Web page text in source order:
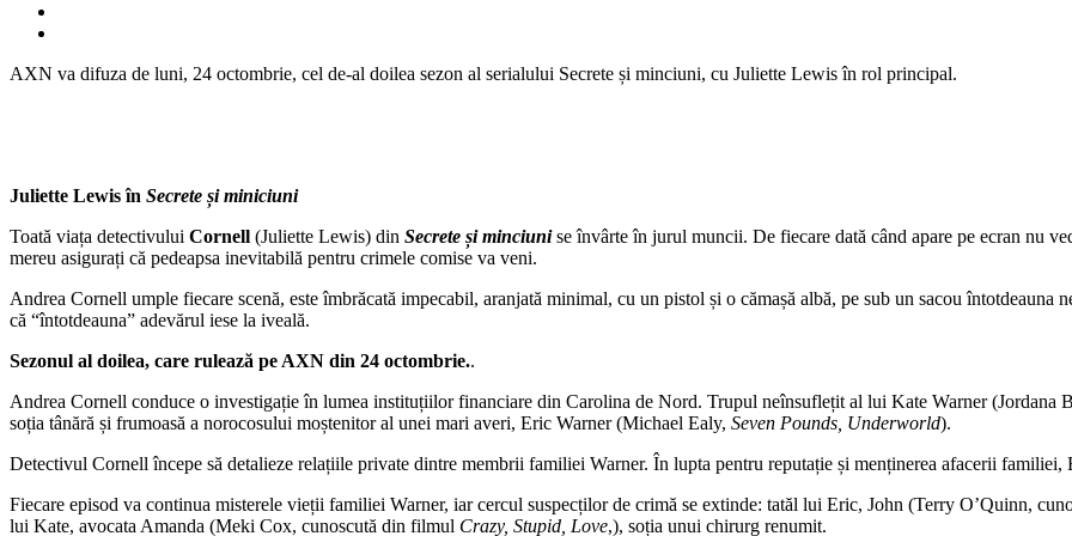
AXN va difuza de luni, 24 octombrie, cel de-al doilea sezon al serialului Secrete și minciuni, cu Juliette Lewis în rol principal.
Juliette Lewis în Secrete și miniciuni
Toată viața detectivului Cornell (Juliette Lewis) din Secrete și minciunise învârte în jurul muncii. De fiecare dată când apare pe ecran nu
mereu asigurați că pedeapsa inevitabilă pentru crimele comise va veni.
Andrea Cornell umple fiecare scenă, este îmbrăcată impecabil, aranjată minimal, cu un pistol și o cămașă albă, pe sub un sacou
că “întotdeauna” adevărul iese la iveală.
Sezonul al doilea, care rulează pe AXN din 24 octombrie..
Andrea Cornell conduce o investigație în lumea instituțiilor financiare din Carolina de Nord. Trupul neînsuflețit al lui Kate Warner (Jordana
soția tânără și frumoasă a norocosului moștenitor al unei mari averi, Eric Warner (Michael Ealy, Seven Pounds, Underworld).
Detectivul Cornell începe să detalieze relațiile private dintre membrii familiei Warner. În lupta pentru reputație și menținerea afacerii familiei,
Fiecare episod va continua misterele vieții familiei Warner, iar cercul suspecților de crimă se extinde: tatăl lui Eric, John (Terry O’Quinn,
lui Kate, avocata Amanda (Meki Cox, cunoscută din filmul Crazy, Stupid, Love,), soția unui chirurg renumit.